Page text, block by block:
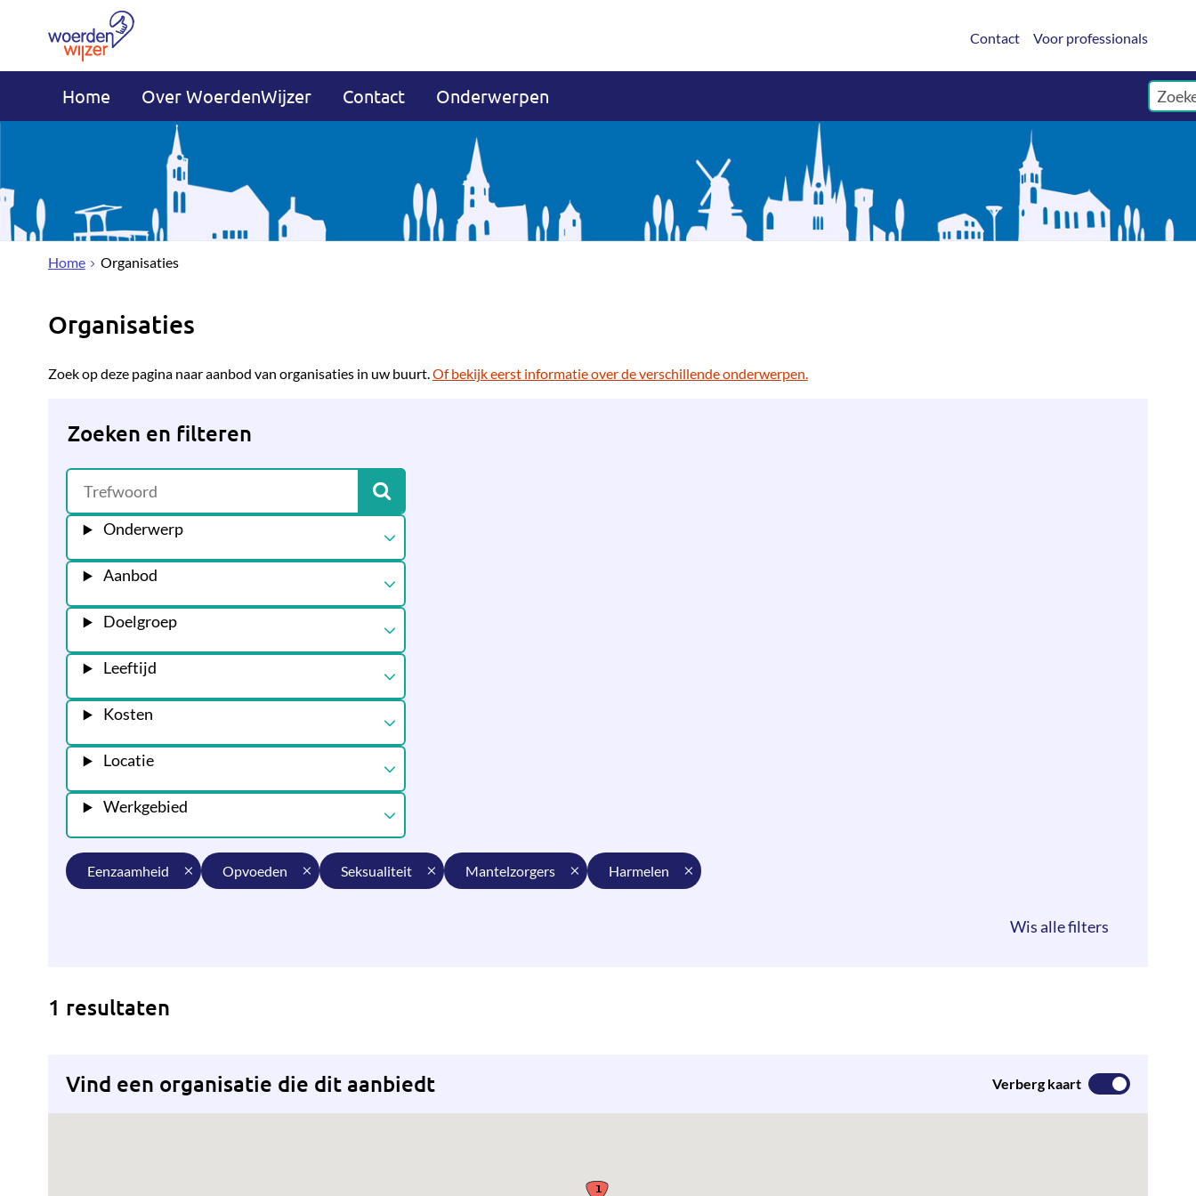
Contact Voor professionals
Home Over WoerdenWijzer Contact Onderwerpen
Home Organisaties
Organisaties
Zoek op deze pagina naar aanbod van organisaties in uw buurt.Of bekijk eerst informatie over de verschillende onderwerpen.
Zoeken en filteren
Onderwerp
Aanbod
Doelgroep
Leeftijd
Kosten
Locatie
Werkgebied
eenzaamheid opvoeden seksualiteit mantelzorgers harmelen
1 resultaten
Vind een organisatie die dit aanbiedt Verberg kaart